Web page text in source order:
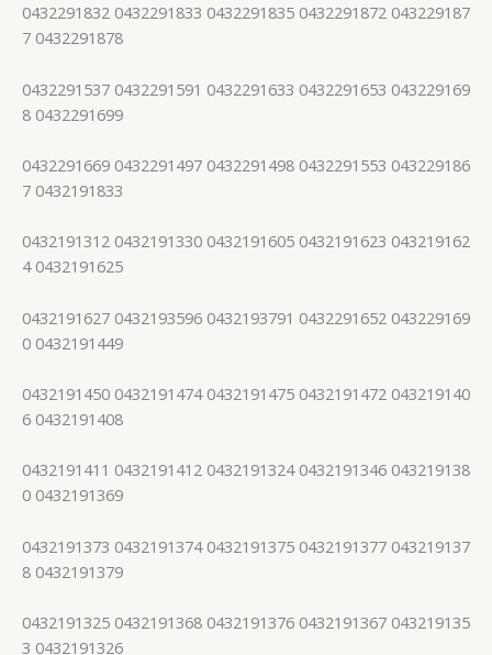
0432291832 0432291833 0432291835 0432291872 043229187
7 0432291878
0432291537 0432291591 0432291633 0432291653 043229169
8 0432291699
0432291669 0432291497 0432291498 0432291553 043229186
7 0432191833
0432191312 0432191330 0432191605 0432191623 043219162
4 0432191625
0432191627 0432193596 0432193791 0432291652 043229169
0 0432191449
0432191450 0432191474 0432191475 0432191472 043219140
6 0432191408
0432191411 0432191412 0432191324 0432191346 043219138
0 0432191369
0432191373 0432191374 0432191375 0432191377 043219137
8 0432191379
0432191325 0432191368 0432191376 0432191367 043219135
3 0432191326